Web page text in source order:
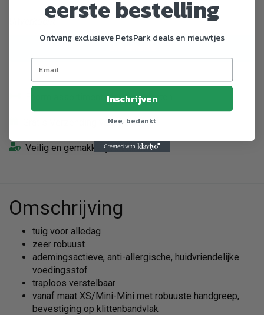
Uitverkocht
Enorm assortiment dierenproducten
Gratis Verzending vanaf € 39,-
Veilig en gemakkelijk betalen
Omschrijving
tuig voor alledag
zeer robuust
ademingsactieve, anti-allergische, huidvriendelijke
voedingsstof
traploos verstelbaar
vanaf maat XS/Mini-Mini met robuuste handgreep,
bevestiging op klittenbandvlak
eerste bestelling
Ontvang exclusieve PetsPark deals en nieuwtjes
Inschrijven
Nee, bedankt